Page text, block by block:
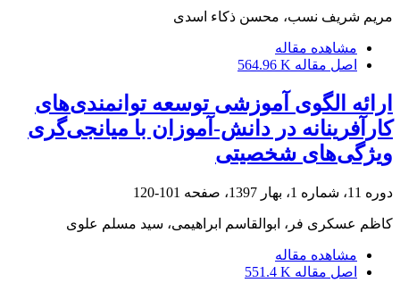
مریم شریف نسب، محسن ذکاء اسدی
مشاهده مقاله
اصل مقاله 564.96 K
ارائه الگوی آموزشی توسعه توانمندی‌های
کارآفرینانه در دانش-آموزان با میانجی‌گری
ویژگی‌های شخصیتی
دوره 11، شماره 1، بهار 1397، صفحه 101-120
کاظم عسکری فر، ابوالقاسم ابراهیمی، سید مسلم علوی
مشاهده مقاله
اصل مقاله 551.4 K